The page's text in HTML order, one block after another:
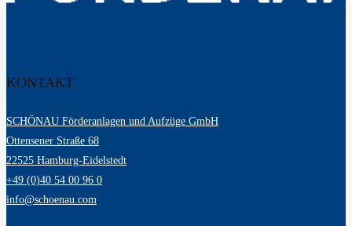
KONTAKT
SCHÖNAU Förderanlagen und Aufzüge GmbH
Ottensener Straße 68
22525 Hamburg-Eidelstedt
+49 (0)40 54 00 96 0
info@schoenau.com